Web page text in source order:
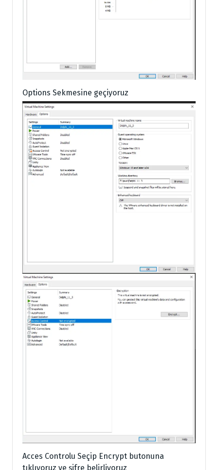
Options Sekmesine geçiyoruz
Acces Controlu Seçip Encrypt butonuna
tıklıyoruz ve şifre belirliyoruz